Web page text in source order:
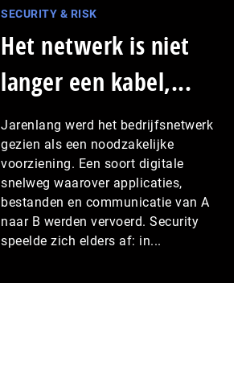
SECURITY & RISK
Het netwerk is niet
langer een kabel,...
Jarenlang werd het bedrijfsnetwerk
gezien als een noodzakelijke
voorziening. Een soort digitale
snelweg waarover applicaties,
bestanden en communicatie van A
naar B werden vervoerd. Security
speelde zich elders af: in...